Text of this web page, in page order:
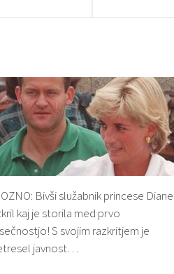
Bivši služabnik princese Diane
kaj je storila med prvo
S svojim razkritjem je
javnost…